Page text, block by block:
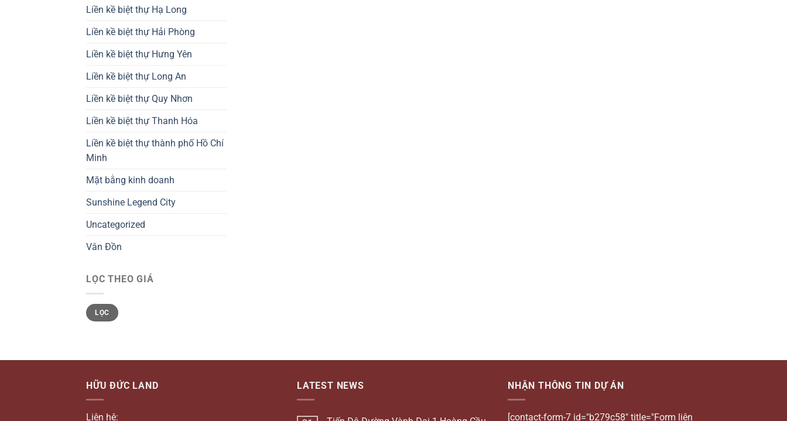
Liền kề biệt thự Hạ Long
Liền kề biệt thự Hải Phòng
Liền kề biệt thự Hưng Yên
Liền kề biệt thự Long An
Liền kề biệt thự Quy Nhơn
Liền kề biệt thự Thanh Hóa
Liền kề biệt thự thành phố Hồ Chí
Minh
Mặt bằng kinh doanh
Sunshine Legend City
Uncategorized
Vân Đồn
LỌC THEO GIÁ
Giá
tối
thiểu
Giá
tối
đa
LỌC
HỮU ĐỨC LAND
Liên hệ:
LATEST NEWS NHẬN THÔNG TIN DỰ ÁN
[contact-form-7 id="b279c58" title="Form liên